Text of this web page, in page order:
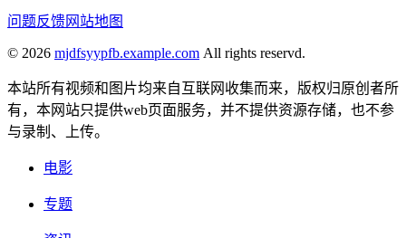
问题反馈网站地图
© 2026 mjdfsyypfb.example.com All rights reservd.
本站所有视频和图片均来自互联网收集而来，版权归原创者所
有，本网站只提供web页面服务，并不提供资源存储，也不参
与录制、上传。
电影
专题